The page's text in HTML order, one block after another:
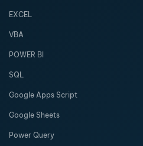
EXCEL
VBA
POWER BI
SQL
Google Apps Script
Google Sheets
Power Query